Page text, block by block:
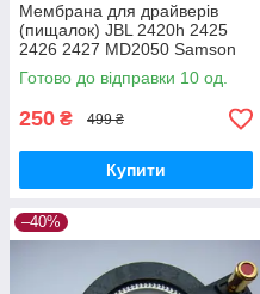
Мембрана для драйверів
(пищалок) JBL 2420h 2425
2426 2427 MD2050 Samson
CD44T FANE CD150
Готово до відправки 10 од.
250 ₴ 499 ₴
Купити
–40%